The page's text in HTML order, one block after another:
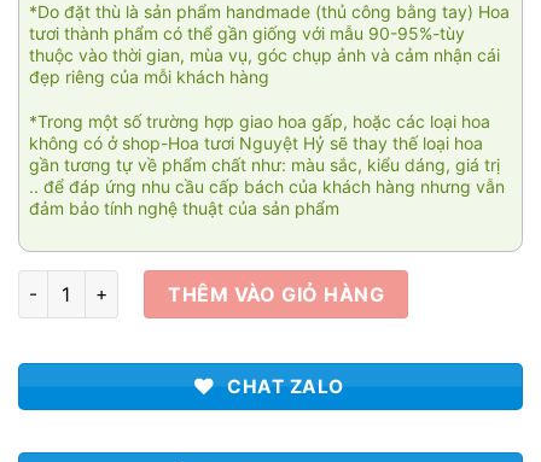
*Do đặt thù là sản phẩm handmade (thủ công bằng tay) Hoa
tươi thành phẩm có thể gần giống với mẫu 90-95%-tùy
thuộc vào thời gian, mùa vụ, góc chụp ảnh và cảm nhận cái
đẹp riêng của mỗi khách hàng
*Trong một số trường hợp giao hoa gấp, hoặc các loại hoa
không có ở shop-Hoa tươi Nguyệt Hỷ sẽ thay thế loại hoa
gần tương tự về phẩm chất như: màu sắc, kiểu dáng, giá trị
.. để đáp ứng nhu cầu cấp bách của khách hàng nhưng vẫn
đảm bảo tính nghệ thuật của sản phẩm
Tài cát song hành số lượngTHÊM VÀO GIỎ HÀNG
CHAT ZALO